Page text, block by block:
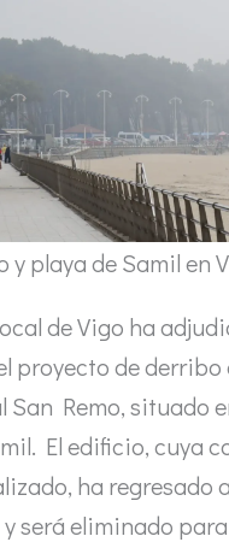
y playa de Samil en
de Vigo ha
proyecto de derribo
San Remo, situado
El edificio, cuya
ha regresado
será eliminado